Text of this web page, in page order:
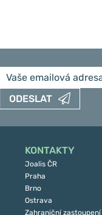
ODESLAT
KONTAKTY
Joalis ČR
Praha
Brno
Ostrava
Zahraniční zastoupení